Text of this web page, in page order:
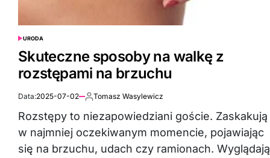
POSTED
IN
URODA
Skuteczne sposoby na walkę z
rozstępami na brzuchu
Data:2025-07-02 Autor:
Tomasz Wasylewicz
Rozstępy to niezapowiedziani goście. Zaskakują
w najmniej oczekiwanym momencie, pojawiając
się na brzuchu, udach czy ramionach. Wyglądają